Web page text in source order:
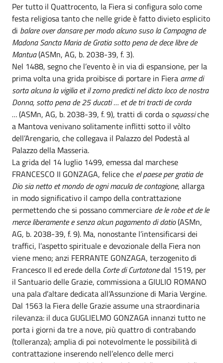
Per tutto il Quattrocento, la Fiera si configura solo come
festa religiosa tanto che nelle gride è fatto divieto esplicito
di balare over dansare per modo alcuno suso la Campagna de
Madona Sancta Maria de Gratia sotto pena de dece libre de
Mantua(ASMn, AG, b. 2038-39, f. 3).
Nel 1488, segno che l’evento è in via di espansione, per la
prima volta una grida proibisce di portare in Fiera arme di
sorta alcuna la vigilia et il zorno predicti nel dicto loco de nostra
Donna, sotto pena de 25 ducati … et de tri tracti de corda
…(ASMn, AG, b. 2038-39, f. 9), tratti di corda o squassiche
a Mantova venivano solitamente inflitti sotto il vòlto
dell’Arengario, che collegava il Palazzo del Podestà al
Palazzo della Masseria.
La grida del 14 luglio 1499, emessa dal marchese
FRANCESCO II GONZAGA, felice che el paese per gratia de
Dio sia netto et mondo de ogni macula de contagione, allarga
in modo significativo il campo della contrattazione
permettendo che si possano commerciare de le robe et de le
merce liberamente e senza alcun pagamento di datio(ASMn,
AG, b. 2038-39, f. 9). Ma, nonostante l’intensificarsi dei
traffici, l’aspetto spirituale e devozionale della Fiera non
viene meno; anzi FERRANTE GONZAGA, terzogenito di
Francesco II ed erede della Corte di Curtatonedal 1519, per
il Santuario delle Grazie, commissiona a GIULIO ROMANO
una pala d’altare dedicata all’Assunzione di Maria Vergine.
Dal 1563 la Fiera delle Grazie assume una straordinaria
rilevanza: il duca GUGLIELMO GONZAGA innanzi tutto ne
porta i giorni da tre a nove, più quattro di contrabando
(tolleranza); amplia di poi notevolmente le possibilità di
contrattazione inserendo nell’elenco delle merci